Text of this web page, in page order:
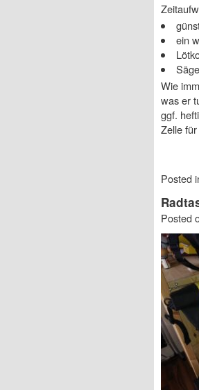
ein
Wie
was er
ggf.
Zelle
Posted
Posted